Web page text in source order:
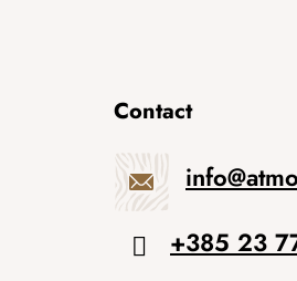
Contact
info@
+385 23